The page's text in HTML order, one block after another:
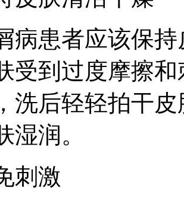
病患者应该保
受到过度摩擦
洗后轻轻拍干
湿润。
刺激